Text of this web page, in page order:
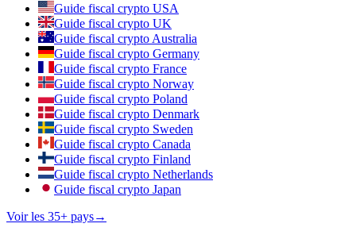
Guide fiscal crypto USA
Guide fiscal crypto UK
Guide fiscal crypto Australia
Guide fiscal crypto Germany
Guide fiscal crypto France
Guide fiscal crypto Norway
Guide fiscal crypto Poland
Guide fiscal crypto Denmark
Guide fiscal crypto Sweden
Guide fiscal crypto Canada
Guide fiscal crypto Finland
Guide fiscal crypto Netherlands
Guide fiscal crypto Japan
Voir les 35+ pays→